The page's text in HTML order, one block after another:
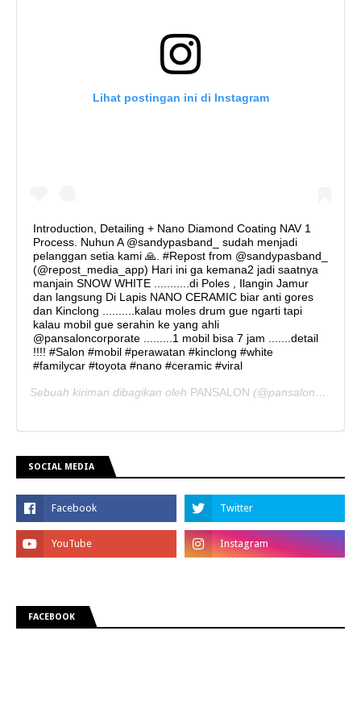
Lihat postingan ini di Instagram
Introduction, Detailing + Nano Diamond Coating NAV 1
Process. Nuhun A @sandypasband_ sudah menjadi
pelanggan setia kami 🙏. #Repost from @sandypasband_
(@repost_media_app) Hari ini ga kemana2 jadi saatnya
manjain SNOW WHITE ...........di Poles , Ilangin Jamur
dan langsung Di Lapis NANO CERAMIC biar anti gores
dan Kinclong ..........kalau moles drum gue ngarti tapi
kalau mobil gue serahin ke yang ahli
@pansaloncorporate .........1 mobil bisa 7 jam .......detail
!!!! #Salon #mobil #perawatan #kinclong #white
#familycar #toyota #nano #ceramic #viral
Sebuah kiriman dibagikan oleh PANSALON (@pansaloncorporate) pada
SOCIAL MEDIA
FACEBOOK